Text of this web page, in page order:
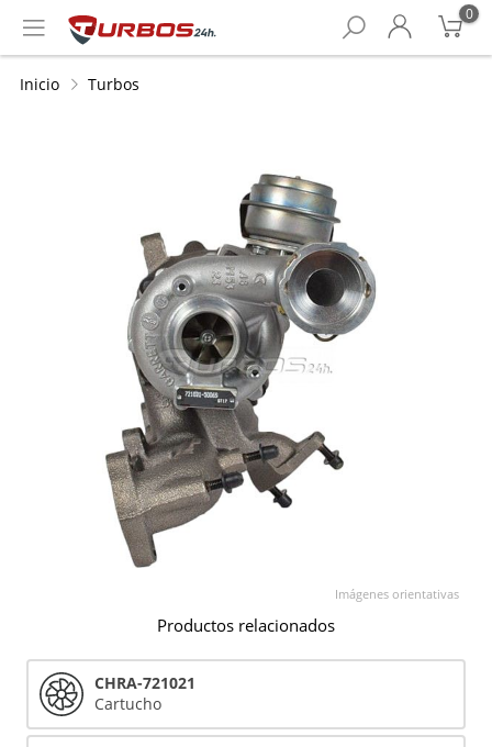
0
Inicio Turbos
Imágenes orientativas
Productos relacionados
CHRA-721021
Cartucho